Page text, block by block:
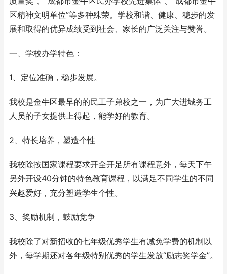
区精神文明单位”等多种殊荣。学校和谐、健康、稳步的发
展和取得的优异成绩受到社会、家长的广泛关注与赞誉。
一、学校办学特色：
1、定位准确，稳步发展。
我校是金牛区最早的的民工子弟校之一，为广大进城务工
人员的子女提供上得起，能学好的教育。
2、特长培养，塑造个性
我校除按国家课程要求开全开足所有课程意外，每天下午
另外开设40分钟的特色教育课程，以满足不同学生的不同
兴趣爱好，充分塑造学生个性。
3、奖励机制，鼓励竞争
我校除了对新招收的七年级优秀学生有减免学费的机制以
外，每学期还对各年级特别优秀的学生发放“励志奖学金”。